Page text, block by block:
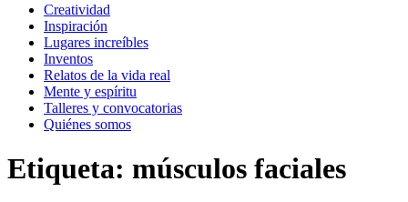
Creatividad
Inspiración
Lugares increíbles
Inventos
Relatos de la vida real
Mente y espíritu
Talleres y convocatorias
Quiénes somos
Etiqueta: músculos faciales